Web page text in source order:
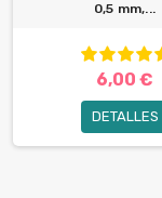
0,5 mm,...
6,00 €
DETALLES